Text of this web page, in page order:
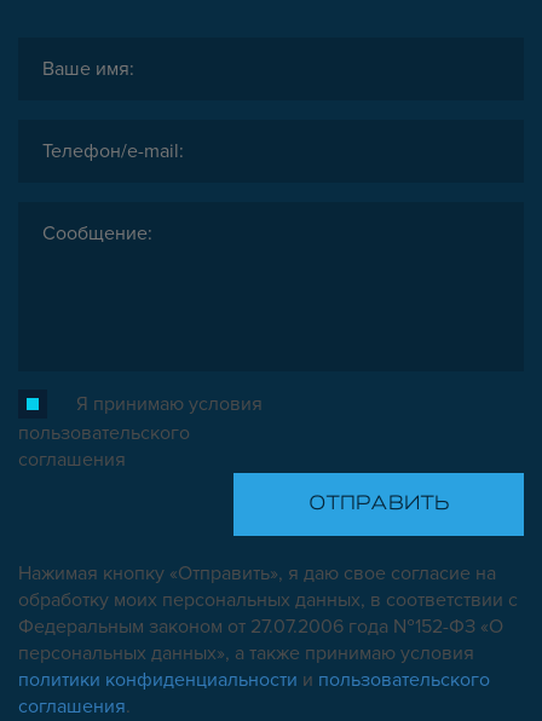
КОМПОНЕНТЫ ДЛЯ КОНВЕЙЕРОВ
МЕТРИЧЕСКИЙ КРЕПЕЖ
Я принимаю условия
пользовательского
соглашения
Нажимая кнопку «Отправить», я даю свое согласие на
обработку моих персональных данных, в соответствии с
Федеральным законом от 27.07.2006 года №152-ФЗ «О
персональных данных», а также принимаю условия
политики конфиденциальности и пользовательского
соглашения.